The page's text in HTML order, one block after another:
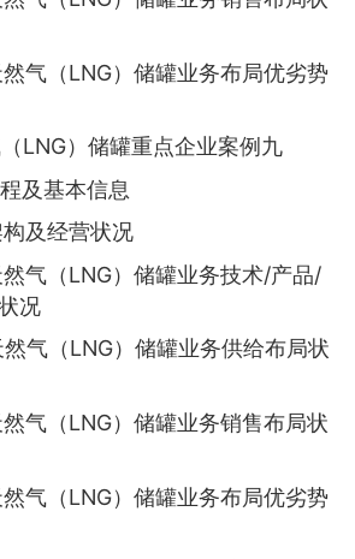
然气（LNG）储罐业务布局优劣势
LNG）储罐重点企业案例九
及基本信息
构及经营状况
然气（LNG）储罐业务技术/产品/
况
然气（LNG）储罐业务供给布局状
然气（LNG）储罐业务销售布局状
然气（LNG）储罐业务布局优劣势